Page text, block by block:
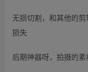
无损切割，和其他的
损失
后期神器呀，拍摄的